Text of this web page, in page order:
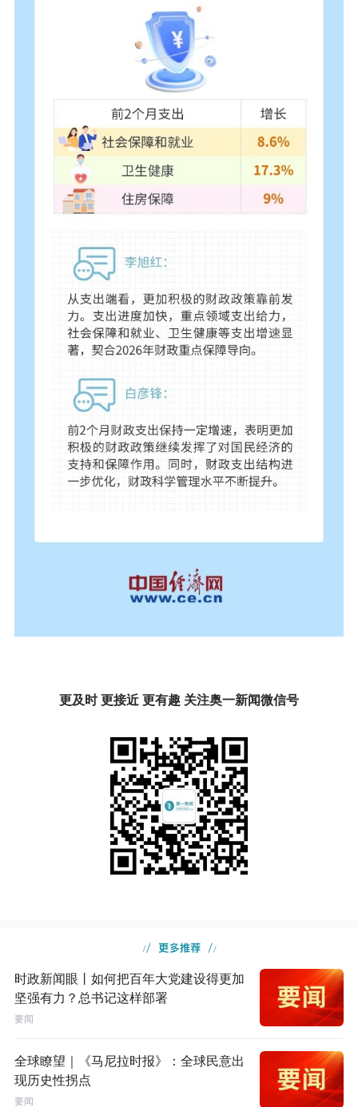
更及时 更接近 更有趣 关注奥一新闻微信号
时政新闻眼丨如何把百年大党建设得更加
坚强有力？总书记这样部署
要闻
全球瞭望｜《马尼拉时报》：全球民意出
现历史性拐点
要闻